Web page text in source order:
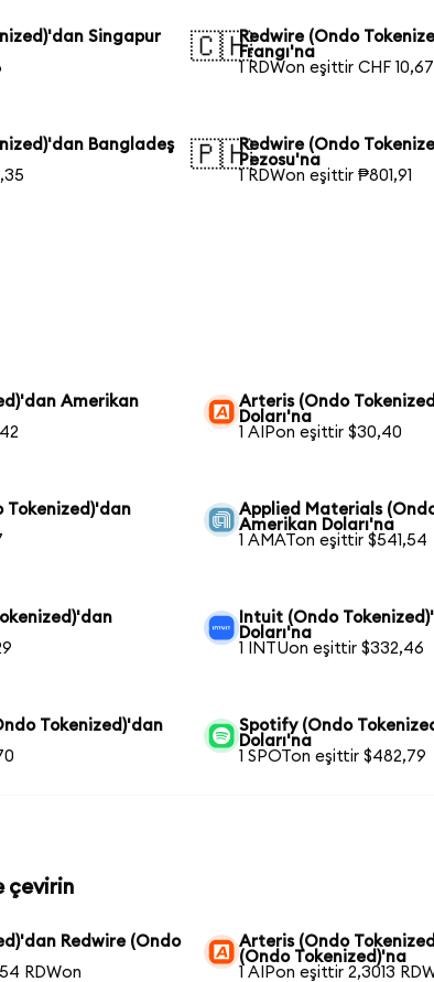
Singapur
🇨🇭Redwire (Ondo
Frangı'na
1 RDWon eşittir CHF 10,67
Bangladeş
🇵🇭Redwire (Ondo
Pezosu'na
1 RDWon eşittir ₱801,91
Amerikan
Arteris (Ondo
Doları'na
1 AIPon eşittir $30,40
Tokenized)'dan
Applied Materials
Amerikan Doları'na
1 AMATon eşittir $541,54
Intuit (Ondo
Doları'na
1 INTUon eşittir $332,46
Tokenized)'dan
Spotify (Ondo
Doları'na
1 SPOTon eşittir $482,79
çevirin
Redwire (Ondo
RDWon
Arteris (Ondo
(Ondo Tokenized)'na
1 AIPon eşittir 2,3013